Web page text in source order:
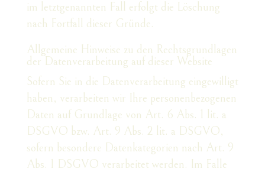
im letztgenannten Fall erfolgt die Löschung
nach Fortfall dieser Gründe.
Allgemeine Hinweise zu den Rechtsgrundlagen
der Datenverarbeitung auf dieser Website
Sofern Sie in die Datenverarbeitung eingewilligt
haben, verarbeiten wir Ihre personenbezogenen
Daten auf Grundlage von Art. 6 Abs. 1 lit. a
DSGVO bzw. Art. 9 Abs. 2 lit. a DSGVO,
sofern besondere Datenkategorien nach Art. 9
Abs. 1 DSGVO verarbeitet werden. Im Falle